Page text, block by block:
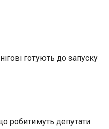
готують до запуску
робитимуть депутати